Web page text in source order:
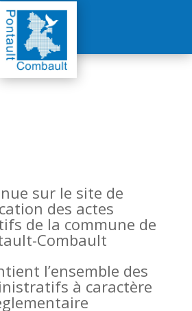
sur le site de
des actes
de la commune de
Combault
l’ensemble des
à caractère